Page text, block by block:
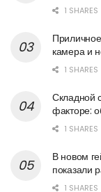
1 SHARES
камера и
1 SHARES
Складной
факторе:
1 SHARES
В новом
показали
1 SHARES